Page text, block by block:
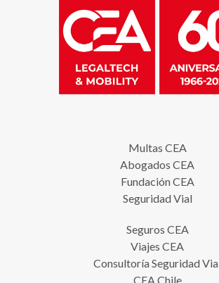
Multas CEA
Abogados CEA
Fundación CEA
Seguridad Vial
Seguros CEA
Viajes CEA
Consultoría Seguridad
CEA Chile